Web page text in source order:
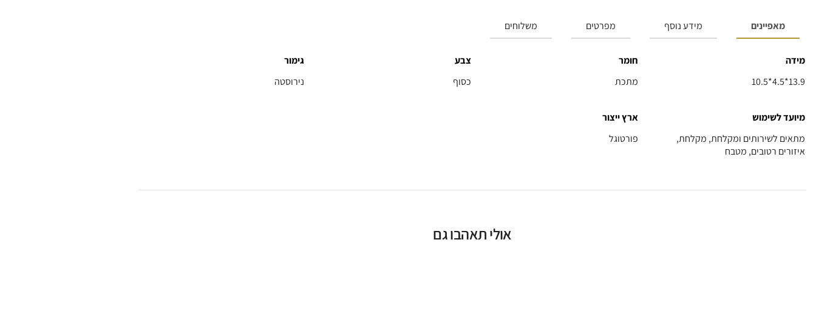
מאפיינים מידע נוסף מפרטים משלוחים
מידה
10.5*4.5*13.9
חומר
מתכת
צבע
כסוף
גימור
נירוסטה
מיועד לשימוש
מתאים לשירותים ומקלחת, מקלחת,
איזורים רטובים, מטבח
ארץ ייצור
פורטוגל
אולי תאהבו גם